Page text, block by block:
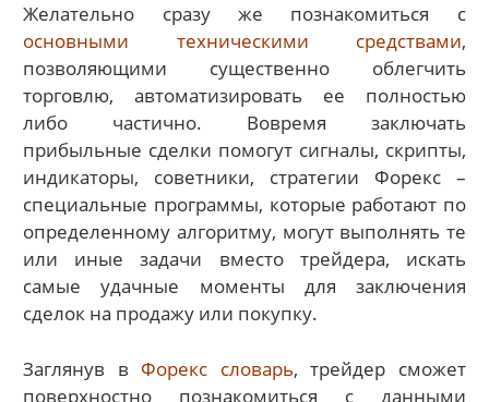
Желательно сразу же познакомиться с
основными техническими средствами,
позволяющими существенно облегчить
торговлю, автоматизировать ее полностью
либо частично. Вовремя заключать
прибыльные сделки помогут сигналы, скрипты,
индикаторы, советники, стратегии Форекс –
специальные программы, которые работают по
определенному алгоритму, могут выполнять те
или иные задачи вместо трейдера, искать
самые удачные моменты для заключения
сделок на продажу или покупку.
Заглянув вФорекс словарь, трейдер сможет
поверхностно познакомиться с данными